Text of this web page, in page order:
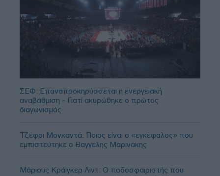
ΣΕΦ: Επαναπροκηρύσσεται η ενεργειακή
αναβάθμιση - Γιατί ακυρώθηκε ο πρώτος
διαγωνισμός
Τζέφρι Μονκαντά: Ποιος είναι ο «εγκέφαλος» που
εμπιστεύτηκε ο Βαγγέλης Μαρινάκης
Μάριους Κράιγκερ Λιντ: Ο ποδοσφαιριστής που